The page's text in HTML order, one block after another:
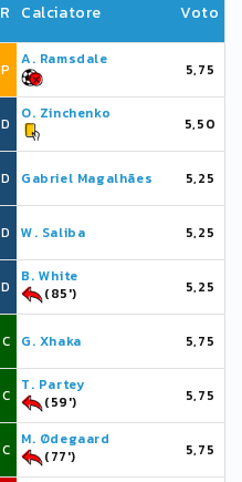
R Calciatore Voto
P
A. Ramsdale
5,75
D
O. Zinchenko
5,50
D Gabriel Magalhães 5,25
D W. Saliba 5,25
D
B. White
(85')
5,25
C G. Xhaka 5,75
C
T. Partey
(59')
5,75
C
M. Ødegaard
(77')
5,75